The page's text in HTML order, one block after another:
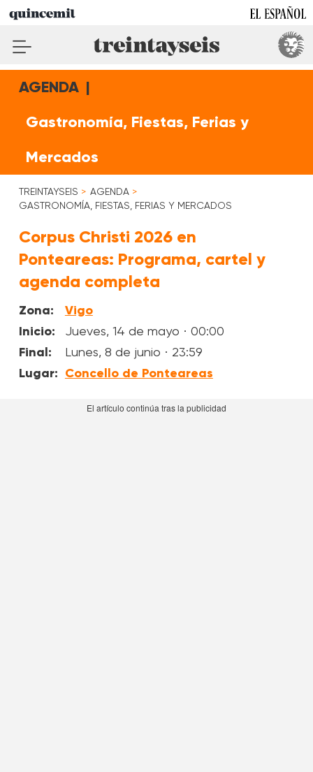
AGENDA |
Gastronomía, Fiestas, Ferias y
Mercados
TREINTAYSEIS
AGENDA
GASTRONOMÍA, FIESTAS, FERIAS Y MERCADOS
Corpus Christi 2026 en
Ponteareas: Programa, cartel y
agenda completa
Zona:
Vigo
Inicio:
Jueves, 14 de mayo · 00:00
Final: Lunes, 8 de junio · 23:59
Lugar: Concello de Ponteareas